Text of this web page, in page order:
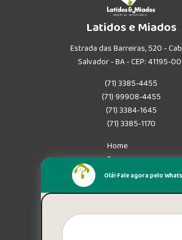
Latidos e Miados
Estrada das Barreiras, 520 -
Salvador - BA - CEP: 41195-
(71) 3385-4455
(71) 99908-4455
(71) 3384-1645
(71) 3385-1170
Home
Empresa
Missão
Mapa do site
Olá! Fale agora pelo